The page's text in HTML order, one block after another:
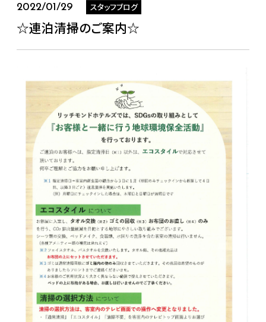
2022/01/29 スタッフブログ
☆連泊清掃のご案内☆